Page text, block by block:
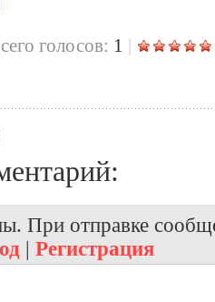
голосов: 1 |
При отправке
| Регистрация